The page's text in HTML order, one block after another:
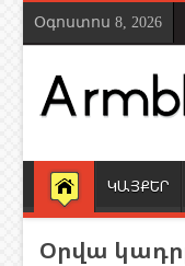
Օգոստոս 8, 2026
ԿԱՅՔԵՐ
Օրվա